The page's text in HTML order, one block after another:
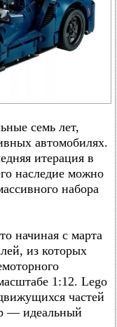
семь лет,
автомобилях.
итерация в
наследие можно
набора
начиная с марта
из которых
1:12. Lego
частей
— идеальный